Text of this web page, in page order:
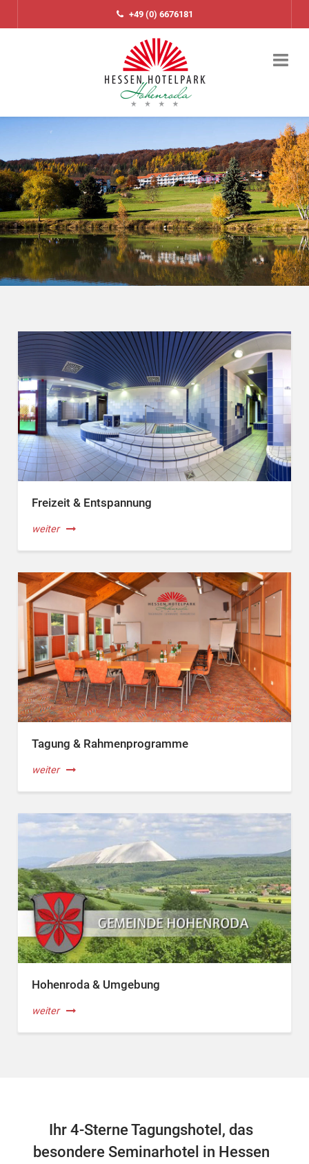
+49 (0) 6676181
Freizeit & Entspannung
weiter
Tagung & Rahmenprogramme
weiter
Hohenroda & Umgebung
weiter
Ihr 4-Sterne Tagungshotel, das
besondere Seminarhotel in Hessen